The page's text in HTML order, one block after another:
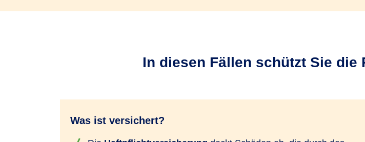
In diesen Fällen schützt Sie die
Was ist versichert?